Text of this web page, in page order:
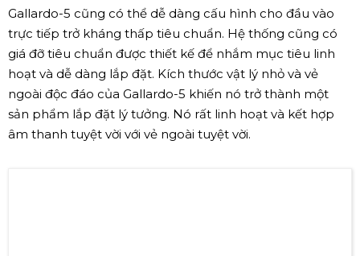
Gallardo-5 cũng có thể dễ dàng cấu hình cho đầu vào
trực tiếp trở kháng thấp tiêu chuẩn. Hệ thống cũng có
giá đỡ tiêu chuẩn được thiết kế để nhắm mục tiêu linh
hoạt và dễ dàng lắp đặt. Kích thước vật lý nhỏ và vẻ
ngoài độc đáo của Gallardo-5 khiến nó trở thành một
sản phẩm lắp đặt lý tưởng. Nó rất linh hoạt và kết hợp
âm thanh tuyệt vời với vẻ ngoài tuyệt vời.